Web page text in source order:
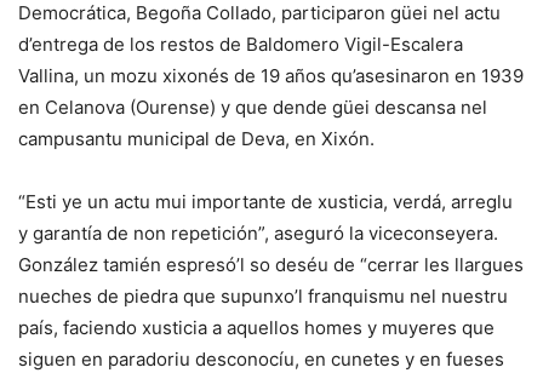
Democrática, Begoña Collado, participaron güei nel actu
d’entrega de los restos de Baldomero Vigil-Escalera
Vallina, un mozu xixonés de 19 años qu’asesinaron en 1939
en Celanova (Ourense) y que dende güei descansa nel
campusantu municipal de Deva, en Xixón.
“Esti ye un actu mui importante de xusticia, verdá, arreglu
y garantía de non repetición”, aseguró la viceconseyera.
González tamién espresó’l so deséu de “cerrar les llargues
nueches de piedra que supunxo’l franquismu nel nuestru
país, faciendo xusticia a aquellos homes y muyeres que
siguen en paradoriu desconocíu, en cunetes y en fueses